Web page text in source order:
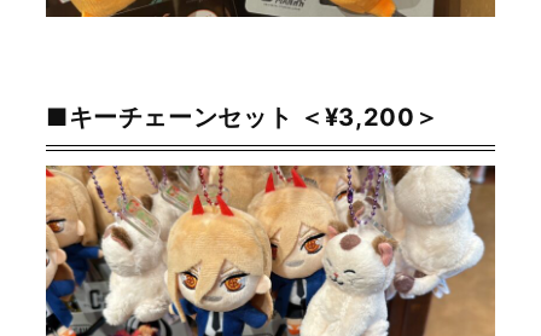
■キーチェーンセット ＜¥3,200＞